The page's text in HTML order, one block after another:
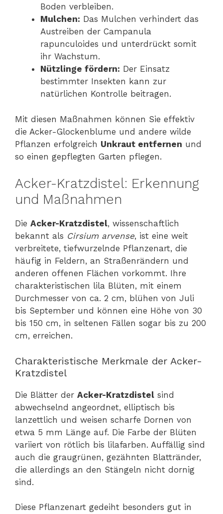
Boden verbleiben.
Mulchen: Das Mulchen verhindert das
Austreiben der Campanula
rapunculoides und unterdrückt somit
ihr Wachstum.
Nützlinge fördern: Der Einsatz
bestimmter Insekten kann zur
natürlichen Kontrolle beitragen.
Mit diesen Maßnahmen können Sie effektiv
die Acker-Glockenblume und andere wilde
Pflanzen erfolgreich Unkraut entfernen und
so einen gepflegten Garten pflegen.
Acker-Kratzdistel: Erkennung
und Maßnahmen
Die Acker-Kratzdistel, wissenschaftlich
bekannt als Cirsium arvense, ist eine weit
verbreitete, tiefwurzelnde Pflanzenart, die
häufig in Feldern, an Straßenrändern und
anderen offenen Flächen vorkommt. Ihre
charakteristischen lila Blüten, mit einem
Durchmesser von ca. 2 cm, blühen von Juli
bis September und können eine Höhe von 30
bis 150 cm, in seltenen Fällen sogar bis zu 200
cm, erreichen.
Charakteristische Merkmale der Acker-
Kratzdistel
Die Blätter der Acker-Kratzdistel sind
abwechselnd angeordnet, elliptisch bis
lanzettlich und weisen scharfe Dornen von
etwa 5 mm Länge auf. Die Farbe der Blüten
variiert von rötlich bis lilafarben. Auffällig sind
auch die graugrünen, gezähnten Blattränder,
die allerdings an den Stängeln nicht dornig
sind.
Diese Pflanzenart gedeiht besonders gut in